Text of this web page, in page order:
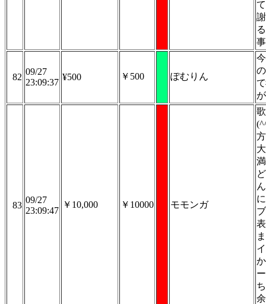
82
09/27
23:09:37
¥500 ￥500 ぽむりん
83
09/27
23:09:47
￥10,000 ￥10000 モモンガ